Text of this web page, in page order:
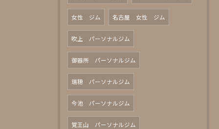
女性 ジム 名古屋 女性 ジム
吹上 パーソナルジム
御器所 パーソナルジム
瑞穂 パーソナルジム
今池 パーソナルジム
覚王山 パーソナルジム